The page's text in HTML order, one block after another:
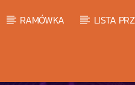
RAMÓWKA LISTA